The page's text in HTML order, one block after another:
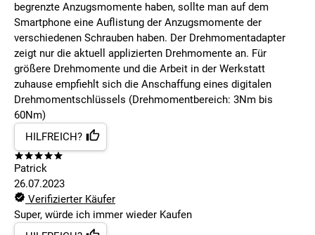
begrenzte Anzugsmomente haben, sollte man auf dem
Smartphone eine Auflistung der Anzugsmomente der
verschiedenen Schrauben haben. Der Drehmomentadapter
zeigt nur die aktuell applizierten Drehmomente an. Für
größere Drehmomente und die Arbeit in der Werkstatt
zuhause empfiehlt sich die Anschaffung eines digitalen
Drehmomentschlüssels (Drehmomentbereich: 3Nm bis
60Nm)
HILFREICH?
Patrick
26.07.2023
Verifizierter Käufer
Super, würde ich immer wieder Kaufen